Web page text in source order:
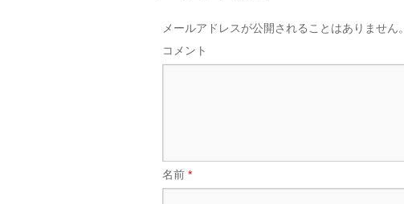
メールアドレスが公開されることはありません。
コメント
名前 *